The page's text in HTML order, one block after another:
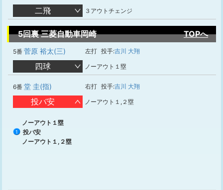
二飛 ３アウトチェンジ
5回裏 三菱自動車岡崎 TOPへ
5番 菅原 裕太(三) 左打 投手:吉川 大翔
四球 ノーアウト１塁
6番 堂 圭(指) 右打 投手:吉川 大翔
投バ安 ノーアウト１,２塁
ノーアウト１塁
1
投バ安
ノーアウト１,２塁